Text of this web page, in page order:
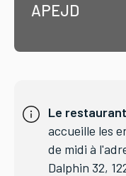
APEJD
Le
accueille les
de midi à
Dalphin 32,